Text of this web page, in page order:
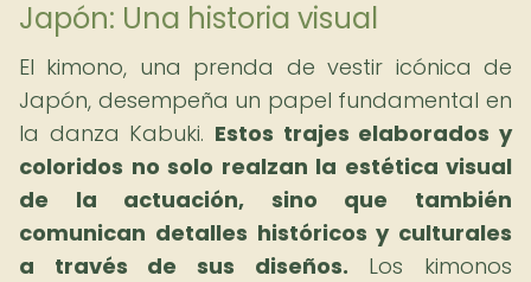
Japón: Una historia visual
El kimono, una prenda de vestir icónica de
Japón, desempeña un papel fundamental en
la danza Kabuki. Estos trajes elaborados y
coloridos no solo realzan la estética visual
de la actuación, sino que también
comunican detalles históricos y culturales
a través de sus diseños. Los kimonos